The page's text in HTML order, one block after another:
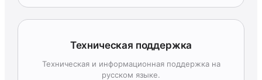
Техническая поддержка
Техническая и информационная поддержка на
русском языке.